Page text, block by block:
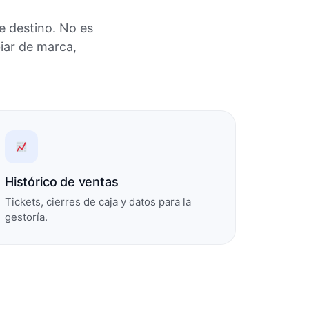
destino. No es
de marca,
Histórico de ventas
Tickets, cierres de caja y datos para la
gestoría.